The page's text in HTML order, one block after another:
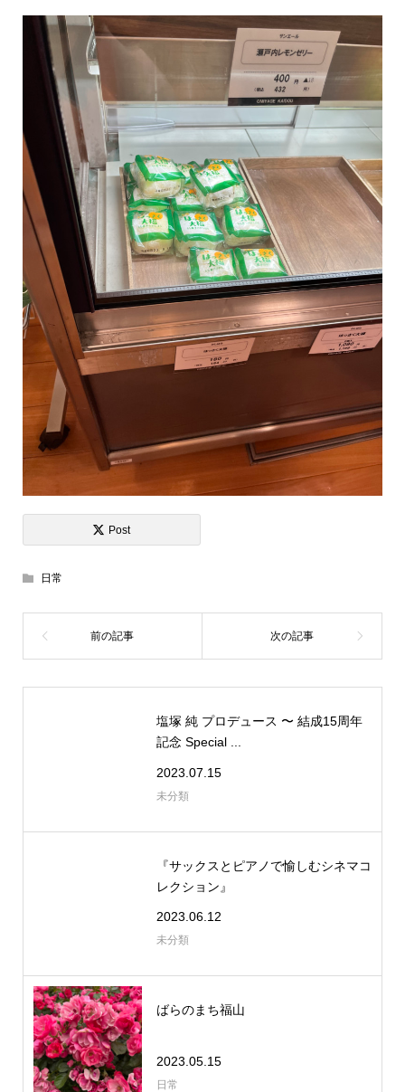
Post
日常
塩塚 純 プロデュース 〜 結成15周年
記念 Special ...
2023.07.15
未分類
『サックスとピアノで愉しむシネマコ
レクション』
2023.06.12
未分類
ばらのまち福山
2023.05.15
日常